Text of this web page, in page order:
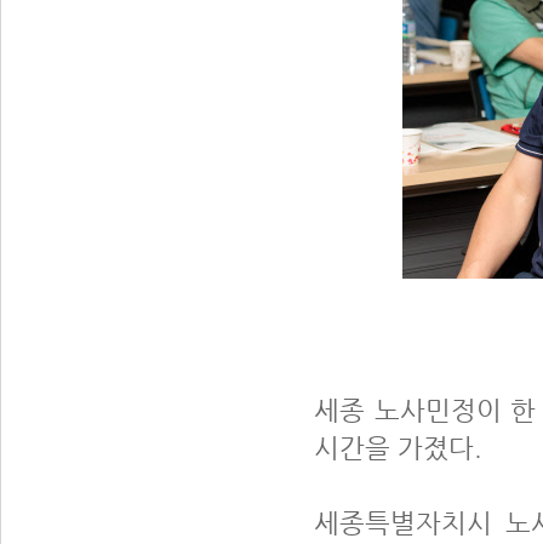
세종 노사민정이
시간을 가졌다.
세종특별자치시